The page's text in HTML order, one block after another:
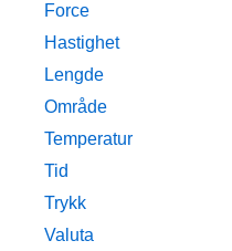
Force
Hastighet
Lengde
Område
Temperatur
Tid
Trykk
Valuta